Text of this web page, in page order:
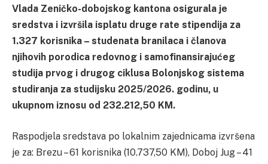
Vlada Zeničko-dobojskog kantona osigurala je
sredstva i izvršila isplatu druge rate stipendija za
1.327 korisnika – studenata branilaca i članova
njihovih porodica redovnog i samofinansirajućeg
studija prvog i drugog ciklusa Bolonjskog sistema
studiranja za studijsku 2025/2026. godinu, u
ukupnom iznosu od 232.212,50 KM.
Raspodjela sredstava po lokalnim zajednicama izvršena
je za: Brezu – 61 korisnika (10.737,50 KM), Doboj Jug – 41